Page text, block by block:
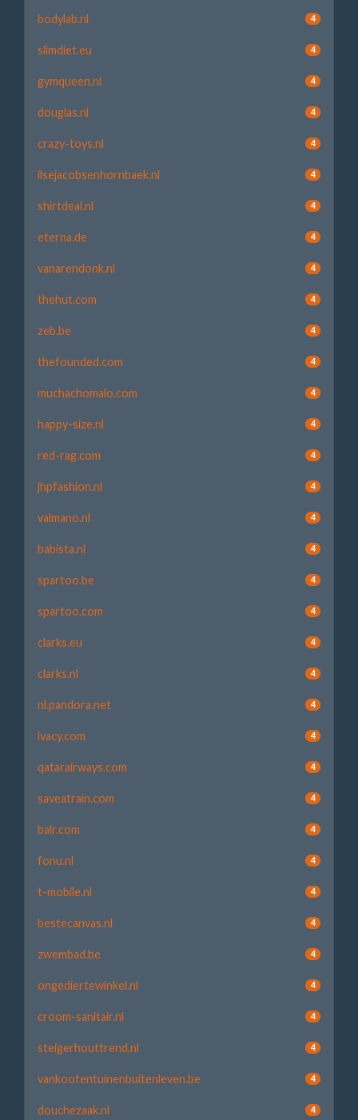
bodylab.nl 4
slimdiet.eu 4
gymqueen.nl 4
douglas.nl 4
crazy-toys.nl 4
ilsejacobsenhornbaek.nl 4
shirtdeal.nl 4
eterna.de 4
vanarendonk.nl 4
thehut.com 4
zeb.be 4
thefounded.com 4
muchachomalo.com 4
happy-size.nl 4
red-rag.com 4
jhpfashion.nl 4
valmano.nl 4
babista.nl 4
spartoo.be 4
spartoo.com 4
clarks.eu 4
clarks.nl 4
nl.pandora.net 4
ivacy.com 4
qatarairways.com 4
saveatrain.com 4
balr.com 4
fonu.nl 4
t-mobile.nl 4
bestecanvas.nl 4
zwembad.be 4
ongediertewinkel.nl 4
croom-sanitair.nl 4
steigerhouttrend.nl 4
vankootentuinenbuitenleven.be 4
douchezaak.nl 4